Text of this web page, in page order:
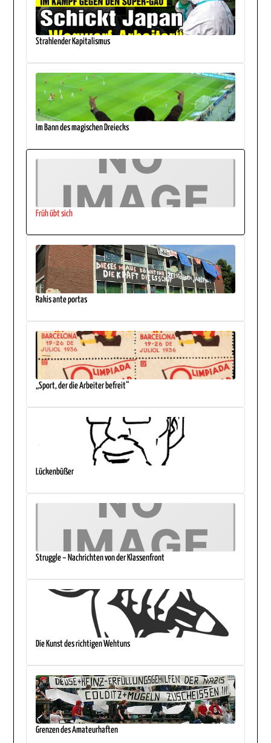
Strahlender Kapitalismus
Im Bann des magischen Dreiecks
Früh übt sich
Rakis ante portas
„Sport, der die Arbeiter befreit“
Lückenbüßer
Struggle – Nachrichten von der Klassenfront
Die Kunst des richtigen Wehtuns
Grenzen des Amateurhaften